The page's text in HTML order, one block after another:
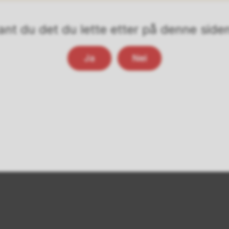
du det du lette etter på denne
Ja Nei